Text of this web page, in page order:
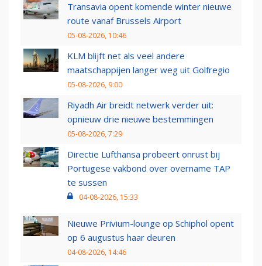
Transavia opent komende winter nieuwe
route vanaf Brussels Airport
05-08-2026, 10:46
KLM blijft net als veel andere
maatschappijen langer weg uit Golfregio
05-08-2026, 9:00
Riyadh Air breidt netwerk verder uit:
opnieuw drie nieuwe bestemmingen
05-08-2026, 7:29
Directie Lufthansa probeert onrust bij
Portugese vakbond over overname TAP
te sussen
04-08-2026, 15:33
Nieuwe Privium-lounge op Schiphol opent
op 6 augustus haar deuren
04-08-2026, 14:46